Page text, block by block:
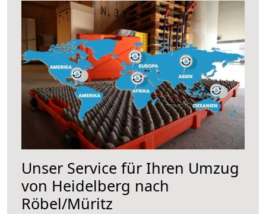
Unser Service für Ihren Umzug
von Heidelberg nach
Röbel/Müritz